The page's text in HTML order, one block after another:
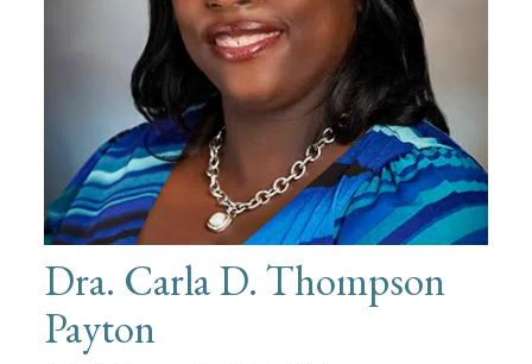
Dra. Carla D. Thompson
Payton